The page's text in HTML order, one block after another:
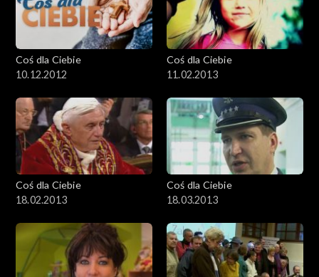
Coś dla Ciebie
10.12.2012
Coś dla Ciebie
11.02.2013
Coś dla Ciebie
18.02.2013
Coś dla Ciebie
18.03.2013